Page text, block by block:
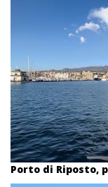
Porto di Riposto,